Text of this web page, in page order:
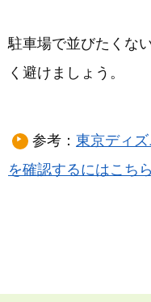
駐車場で並びたくな
く避けましょう。
参考： 東京ディ
を確認するにはこち